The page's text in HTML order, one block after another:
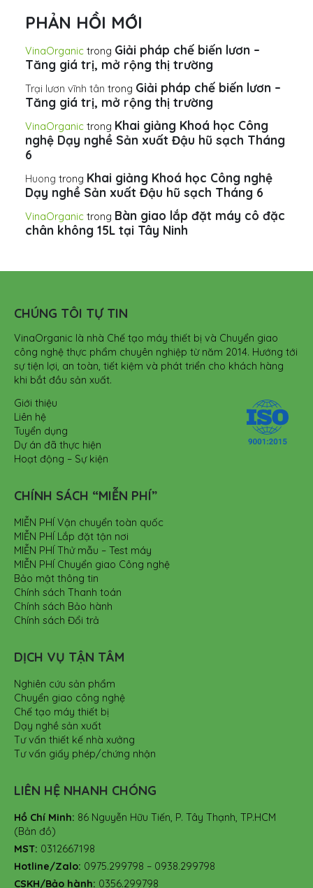
PHẢN HỒI MỚI
VinaOrganic trong Giải pháp chế biến lươn –
Tăng giá trị, mở rộng thị trường
Trại lươn vĩnh tân trong Giải pháp chế biến lươn –
Tăng giá trị, mở rộng thị trường
VinaOrganic trong Khai giảng Khoá học Công
nghệ Dạy nghề Sản xuất Đậu hũ sạch Tháng
6
Huong trong Khai giảng Khoá học Công nghệ
Dạy nghề Sản xuất Đậu hũ sạch Tháng 6
VinaOrganic trong Bàn giao lắp đặt máy cô đặc
chân không 15L tại Tây Ninh
CHÚNG TÔI TỰ TIN
VinaOrganic là nhà Chế tạo máy thiết bị và Chuyển giao
công nghệ thực phẩm chuyên nghiệp từ năm 2014. Hướng tới
sự tiện lợi, an toàn, tiết kiệm và phát triển cho khách hàng
khi bắt đầu sản xuất.
Giới thiệu
Liên hệ
Tuyển dụng
Dự án đã thực hiện
Hoạt động – Sự kiện
CHÍNH SÁCH “MIỄN PHÍ”
MIỄN PHÍ Vận chuyển toàn quốc
MIỄN PHÍ Lắp đặt tận nơi
MIỄN PHÍ Thử mẫu – Test máy
MIỄN PHÍ Chuyển giao Công nghệ
Bảo mật thông tin
Chính sách Thanh toán
Chính sách Bảo hành
Chính sách Đổi trả
DỊCH VỤ TẬN TÂM
Nghiên cứu sản phẩm
Chuyển giao công nghệ
Chế tạo máy thiết bị
Dạy nghề sản xuất
Tư vấn thiết kế nhà xưởng
Tư vấn giấy phép/chứng nhận
LIÊN HỆ NHANH CHÓNG
Hồ Chí Minh: 86 Nguyễn Hữu Tiến, P. Tây Thạnh, TP.HCM
(Bản đồ)
MST: 0312667198
Hotline/Zalo: 0975.299798 – 0938.299798
CSKH/Bảo hành: 0356.299798